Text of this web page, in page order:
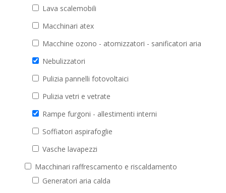
Lava scalemobili
Macchinari atex
Macchine ozono - atomizzatori - sanificatori aria
Nebulizzatori
Pulizia pannelli fotovoltaici
Pulizia vetri e vetrate
Rampe furgoni - allestimenti interni
Soffiatori aspirafoglie
Vasche lavapezzi
Macchinari raffrescamento e riscaldamento
Generatori aria calda